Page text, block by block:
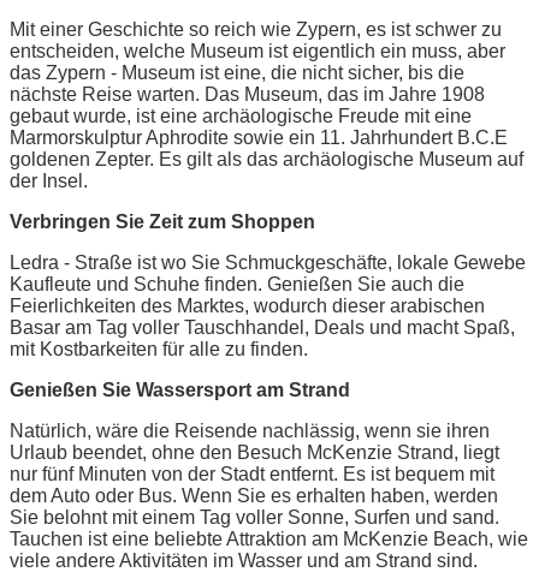
Mit einer Geschichte so reich wie Zypern, es ist schwer zu
entscheiden, welche Museum ist eigentlich ein muss, aber
das Zypern - Museum ist eine, die nicht sicher, bis die
nächste Reise warten. Das Museum, das im Jahre 1908
gebaut wurde, ist eine archäologische Freude mit eine
Marmorskulptur Aphrodite sowie ein 11. Jahrhundert B.C.E
goldenen Zepter. Es gilt als das archäologische Museum auf
der Insel.
Verbringen Sie Zeit zum Shoppen
Ledra - Straße ist wo Sie Schmuckgeschäfte, lokale Gewebe
Kaufleute und Schuhe finden. Genießen Sie auch die
Feierlichkeiten des Marktes, wodurch dieser arabischen
Basar am Tag voller Tauschhandel, Deals und macht Spaß,
mit Kostbarkeiten für alle zu finden.
Genießen Sie Wassersport am Strand
Natürlich, wäre die Reisende nachlässig, wenn sie ihren
Urlaub beendet, ohne den Besuch McKenzie Strand, liegt
nur fünf Minuten von der Stadt entfernt. Es ist bequem mit
dem Auto oder Bus. Wenn Sie es erhalten haben, werden
Sie belohnt mit einem Tag voller Sonne, Surfen und sand.
Tauchen ist eine beliebte Attraktion am McKenzie Beach, wie
viele andere Aktivitäten im Wasser und am Strand sind.